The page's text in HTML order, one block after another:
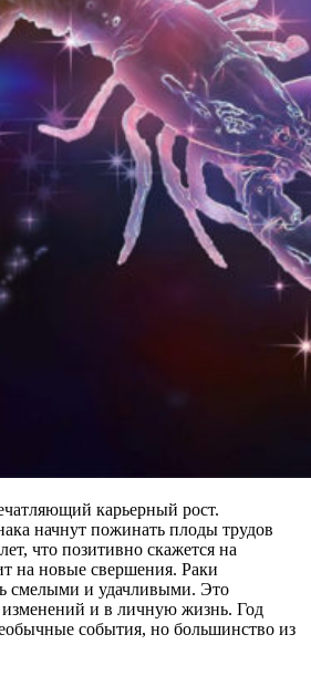
карьерный рост.
начнут пожинать плоды трудов
что позитивно скажется на
на новые свершения. Раки
смелыми и удачливыми. Это
и в личную жизнь. Год
события, но большинство из